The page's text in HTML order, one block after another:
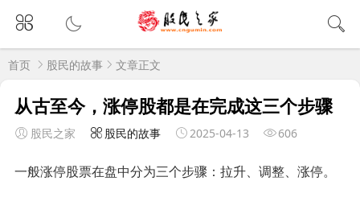
首页 股民的故事 文章正文
从古至今，涨停股都是在完成这三个步骤
股民之家 股民的故事 2025-04-13 606
一般涨停股票在盘中分为三个步骤：拉升、调整、涨停。